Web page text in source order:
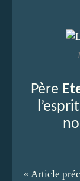
Père
« Article